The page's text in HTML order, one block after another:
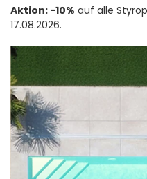
Aktion: -10% auf alle
17.08.2026.